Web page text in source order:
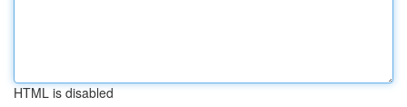
HTML is disabled